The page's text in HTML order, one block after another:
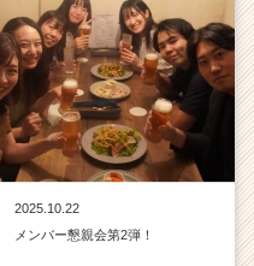
2025.10.22
メンバー懇親会第2弾！